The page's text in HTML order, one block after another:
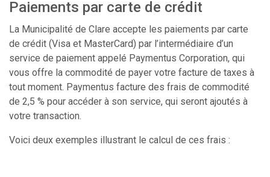
Paiements par carte de crédit
La Municipalité de Clare accepte les paiements par carte
de crédit (Visa et MasterCard) par l’intermédiaire d’un
service de paiement appelé Paymentus Corporation, qui
vous offre la commodité de payer votre facture de taxes à
tout moment. Paymentus facture des frais de commodité
de 2,5 % pour accéder à son service, qui seront ajoutés à
votre transaction.
Voici deux exemples illustrant le calcul de ces frais :